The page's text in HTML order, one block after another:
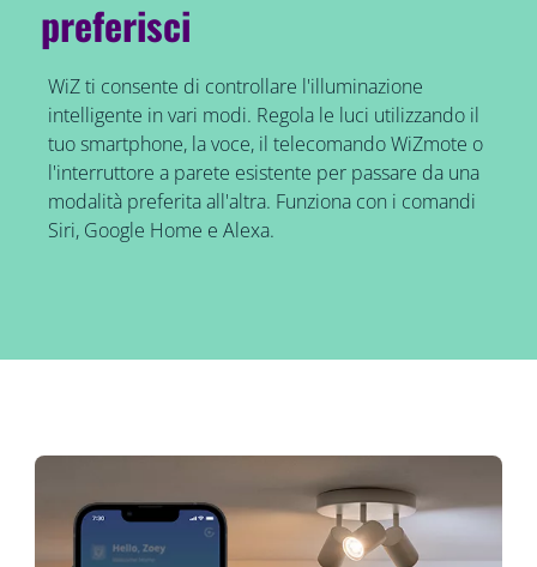
preferisci
WiZ ti consente di controllare l'illuminazione
intelligente in vari modi. Regola le luci utilizzando il
tuo smartphone, la voce, il telecomando WiZmote o
l'interruttore a parete esistente per passare da una
modalità preferita all'altra. Funziona con i comandi
Siri, Google Home e Alexa.